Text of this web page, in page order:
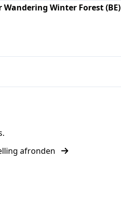
Winter Forest (BE)
afronden